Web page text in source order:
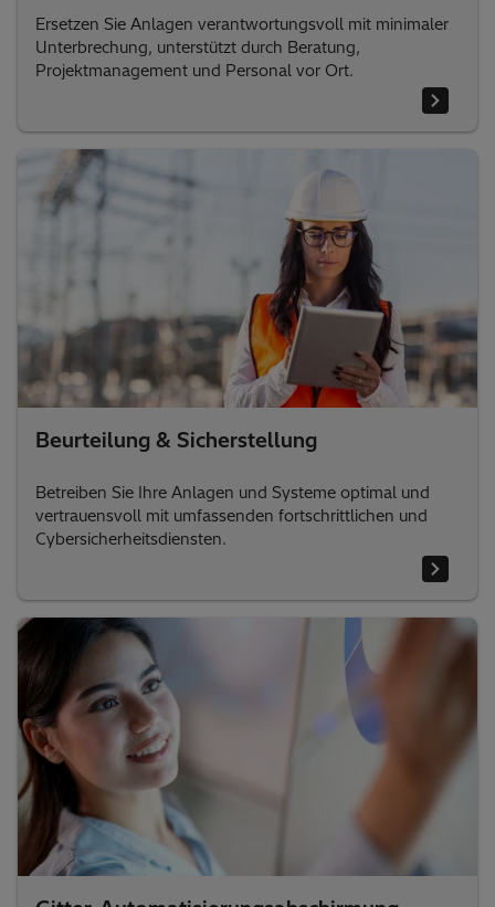
Ersetzen Sie Anlagen verantwortungsvoll mit minimaler
Unterbrechung, unterstützt durch Beratung,
Projektmanagement und Personal vor Ort.
Beurteilung & Sicherstellung
Betreiben Sie Ihre Anlagen und Systeme optimal und
vertrauensvoll mit umfassenden fortschrittlichen und
Cybersicherheitsdiensten.